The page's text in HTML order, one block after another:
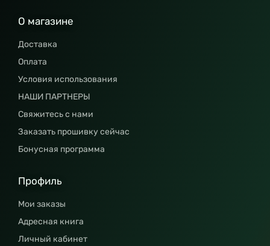
О магазине
Доставка
Оплата
Условия использования
НАШИ ПАРТНЕРЫ
Свяжитесь с нами
Заказать прошивку сейчас
Бонусная программа
Профиль
Мои заказы
Адресная книга
Личный кабинет